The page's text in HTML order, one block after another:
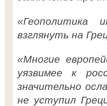
«Геополитика
взглянуть на
«Многие
уязвимее к
значительно
не уступил